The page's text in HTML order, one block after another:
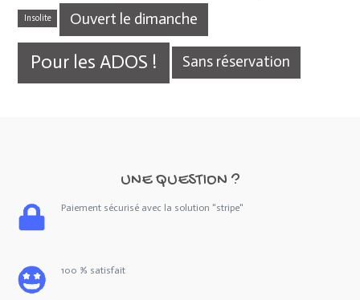
Insolite Ouvert le dimanche
Pour les ADOS ! Sans réservation
UNE QUESTION ?
Paiement sécurisé avec la solution "stripe"
100 % satisfait